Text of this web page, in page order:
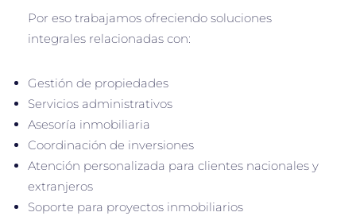
Por eso trabajamos ofreciendo soluciones
integrales relacionadas con:
Gestión de propiedades
Servicios administrativos
Asesoría inmobiliaria
Coordinación de inversiones
Atención personalizada para clientes nacionales y
extranjeros
Soporte para proyectos inmobiliarios